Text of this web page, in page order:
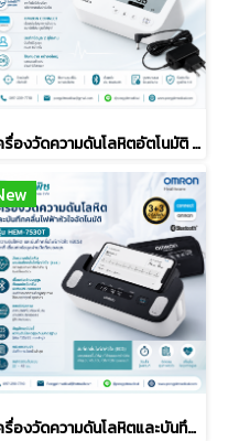
เครื่องวัดความดันโลหิตอัตโนมัติ OMRON รุ่น IQ BT HEM-7194T1-FL
เครื่องวัดความดันโลหิตและบันทึกคลื่นไฟฟ้าหัวใจอัตโนมัติ OMRON รุ่น HEM-7530T